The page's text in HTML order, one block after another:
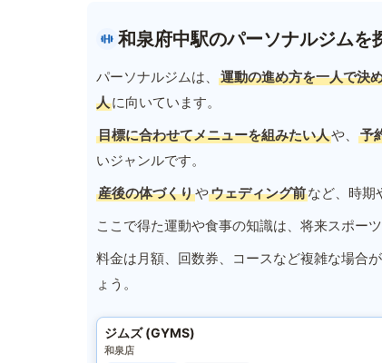
和泉府中駅のパーソナルジムを
パーソナルジムは、 運動の進め方を一人で決
人に向いています。
目標に合わせてメニューを組みたい人や、 予
いジャンルです。
産後の体づくりやウェディング前など、時期
ここで得た運動や食事の知識は、将来スポー
料金は月額、回数券、コースなど複雑な場合
ょう。
ジムズ (GYMS)
和泉店